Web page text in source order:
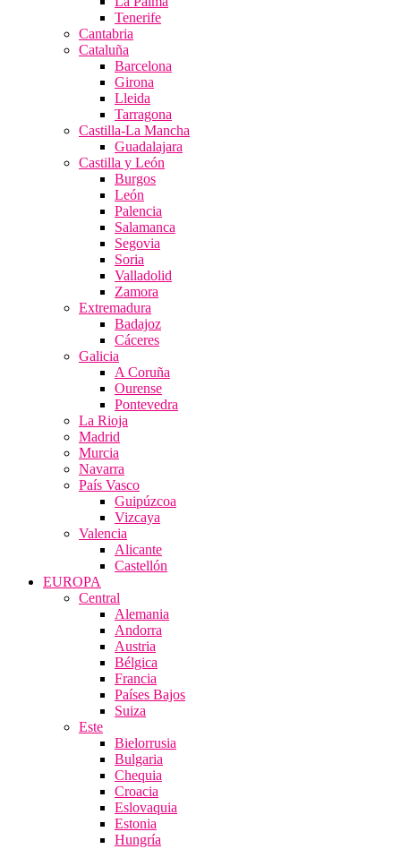
Tenerife
Cantabria
Cataluña
Barcelona
Girona
Lleida
Tarragona
Castilla-La Mancha
Guadalajara
Castilla y León
Burgos
León
Palencia
Salamanca
Segovia
Soria
Valladolid
Zamora
Extremadura
Badajoz
Cáceres
Galicia
A Coruña
Ourense
Pontevedra
La Rioja
Madrid
Murcia
Navarra
País Vasco
Guipúzcoa
Vizcaya
Valencia
Alicante
Castellón
EUROPA
Central
Alemania
Andorra
Austria
Bélgica
Francia
Países Bajos
Suiza
Este
Bielorrusia
Bulgaria
Chequia
Croacia
Eslovaquia
Estonia
Hungría